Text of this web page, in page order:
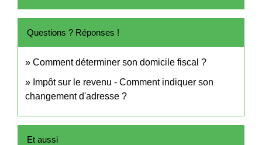
Questions ? Réponses !
Comment déterminer son domicile fiscal ?
Impôt sur le revenu - Comment indiquer son
changement d'adresse ?
Et aussi